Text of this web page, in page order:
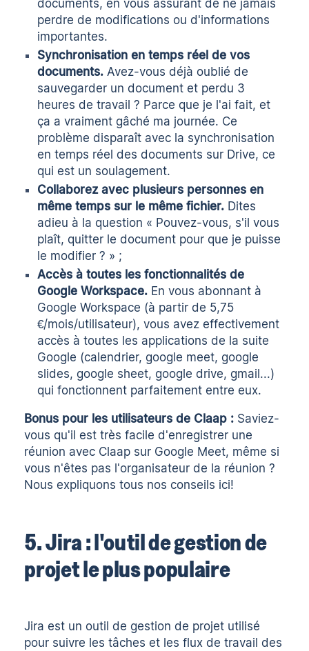
documents, en vous assurant de ne jamais
perdre de modifications ou d'informations
importantes.
Synchronisation en temps réel de vos
documents. Avez-vous déjà oublié de
sauvegarder un document et perdu 3
heures de travail ? Parce que je l'ai fait, et
ça a vraiment gâché ma journée. Ce
problème disparaît avec la synchronisation
en temps réel des documents sur Drive, ce
qui est un soulagement.
Collaborez avec plusieurs personnes en
même temps sur le même fichier. Dites
adieu à la question « Pouvez-vous, s'il vous
plaît, quitter le document pour que je puisse
le modifier ? » ;
Accès à toutes les fonctionnalités de
Google Workspace. En vous abonnant à
Google Workspace (à partir de 5,75
€/mois/utilisateur), vous avez effectivement
accès à toutes les applications de la suite
Google (calendrier, google meet, google
slides, google sheet, google drive, gmail...)
qui fonctionnent parfaitement entre eux.
Bonus pour les utilisateurs de Claap : Saviez-
vous qu'il est très facile d'enregistrer une
réunion avec Claap sur Google Meet, même si
vous n'êtes pas l'organisateur de la réunion ?
Nous expliquons tous nos conseils ici!
5. Jira : l'outil de gestion de
projet le plus populaire
Jira est un outil de gestion de projet utilisé
pour suivre les tâches et les flux de travail des